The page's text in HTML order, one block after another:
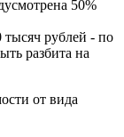
50%
рублей - по
разбита на
от вида